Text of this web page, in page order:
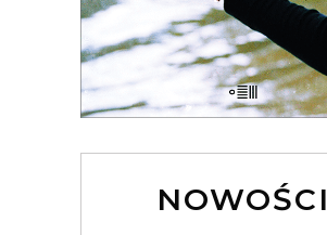
NOWOŚCI